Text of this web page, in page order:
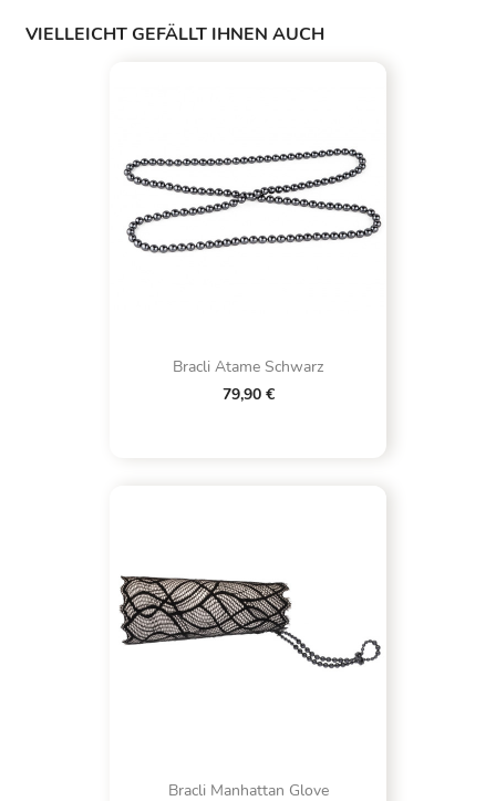
VIELLEICHT GEFÄLLT IHNEN AUCH
Bracli Atame Schwarz
79,90 €
Bracli Manhattan Glove